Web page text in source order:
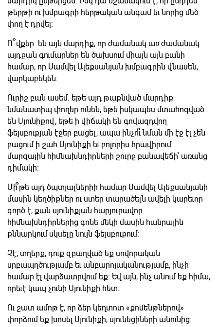
թերթի ու խմբագրի հերթական անգամ եւ նորից մեծ
փող է դրվել:
Ո՞վքեր են այն մարդիք, որ ժամանակ առ ժամանակ
այդքան գումարներ են ծախսում միայն այն բանի
համար, որ Սամվել Ալեքսանյան խմբագրին վնասեն,
վարկաբեկեն:
Ուրիշ բան ասեմ. եթե այդ թաքնված մարդիք
նմանատիպ փողեր ունեն, եթե իսկապես մտահոգված
են Սյունիքով, եթե ի վիճակի են գովազդվող
ֆեյսբուքյան էջեր բացել, ապա ինչո՞ւ նման մի էջ էլ չեն
բացում ի շահ Սյունիքի եւ բոլորիս հրավիրում
մարզային հիմնախնդիրների շուրջ բանավեճի՝ առանց
դիմակի:
Մի՞թե այդ ծպտյալներիի համար Սամվել Ալեքսանյանի
մասին կեղծիքներ ու ստեր տարածելն ավելի կարեւոր
գործ է, քան սյունիքյան հարյուրավոր
հիմնախնդիրներից գոնե մեկի մասին հանրային
քննարկում սկսելը նույն ֆեյսբուքում:
Չէ, տղերք, դուք զբաղված եք սովորական
սրբապղծությամբ եւ անբարոյականությամբ, ինչի
համար էլ վարձատրվում եք: Եվ այն, ինչ անում եք հիմա,
որեւէ կապ չունի Սյունիքի հետ:
Ու շատ ամոթ է, որ ձեր կեղտոտ «քոմենթներով»
փորձում եք խոսել Սյունիքի, սյունեցիների անունից: